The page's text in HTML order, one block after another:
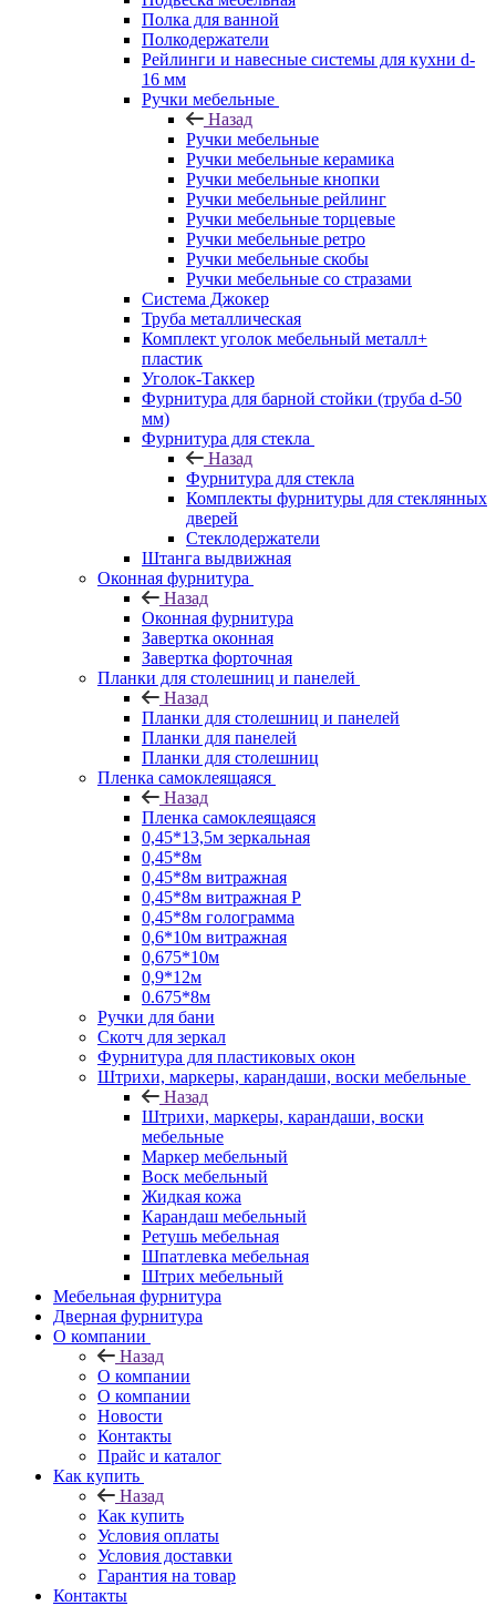
Полка для ванной
Полкодержатели
Рейлинги и навесные системы для кухни d-
16 мм
Ручки мебельные
Назад
Ручки мебельные
Ручки мебельные керамика
Ручки мебельные кнопки
Ручки мебельные рейлинг
Ручки мебельные торцевые
Ручки мебельные ретро
Ручки мебельные скобы
Ручки мебельные со стразами
Система Джокер
Труба металлическая
Комплект уголок мебельный металл+
пластик
Уголок-Таккер
Фурнитура для барной стойки (труба d-50
мм)
Фурнитура для стекла
Назад
Фурнитура для стекла
Комплекты фурнитуры для стеклянных
дверей
Стеклодержатели
Штанга выдвижная
Оконная фурнитура
Назад
Оконная фурнитура
Завертка оконная
Завертка форточная
Планки для столешниц и панелей
Назад
Планки для столешниц и панелей
Планки для панелей
Планки для столешниц
Пленка самоклеящаяся
Назад
Пленка самоклеящаяся
0,45*13,5м зеркальная
0,45*8м
0,45*8м витражная
0,45*8м витражная Р
0,45*8м голограмма
0,6*10м витражная
0,675*10м
0,9*12м
0.675*8м
Ручки для бани
Скотч для зеркал
Фурнитура для пластиковых окон
Штрихи, маркеры, карандаши, воски мебельные
Назад
Штрихи, маркеры, карандаши, воски
мебельные
Маркер мебельный
Воск мебельный
Жидкая кожа
Карандаш мебельный
Ретушь мебельная
Шпатлевка мебельная
Штрих мебельный
Мебельная фурнитура
Дверная фурнитура
О компании
Назад
О компании
О компании
Новости
Контакты
Прайс и каталог
Как купить
Назад
Как купить
Условия оплаты
Условия доставки
Гарантия на товар
Контакты